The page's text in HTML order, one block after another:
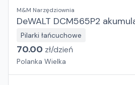
M&M Narzędziownia
DeWALT DCM565P2
Pilarki łańcuchowe
70.00 zł/dzień
Polanka Wielka